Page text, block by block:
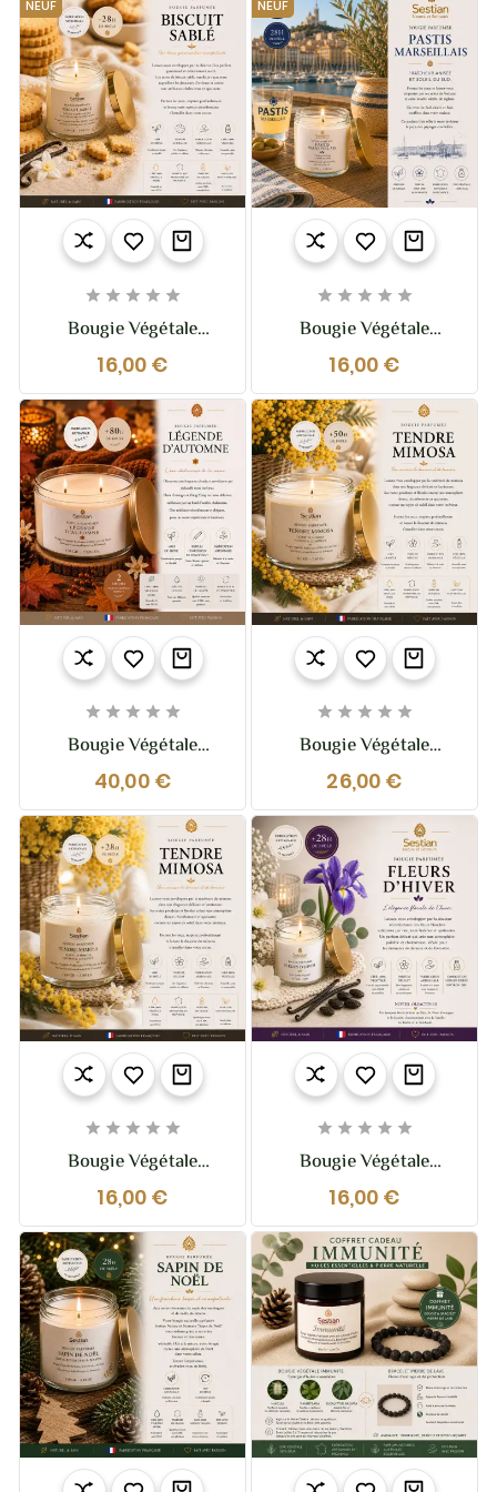
NEUF
    
Bougie Végétale
Parfumée Biscuit Sablé
110g – Douce
Gourmandise Vanillée
& Réconfortante
16,00 €
NEUF
    
Bougie Végétale
Parfumée Pastis
Marseillais – 110g –
Ambiance Provençale
16,00 €
    
Bougie Végétale
Parfumée Légende
D’Automne XL – 370g
– 2 Mèches
40,00 €
    
Bougie Végétale
Parfumée Tendre
Mimosa 210g –
Douceur Florale Et
Lumineuse
26,00 €
    
Bougie Végétale
Parfumée Tendre
Mimosa 110g – Fleur
De Mimosa Poudrée &
Lumineuse
16,00 €
    
Bougie Végétale
Parfumée Fleurs
D’Hiver – 110g –
Florale Et Poudrée
16,00 €